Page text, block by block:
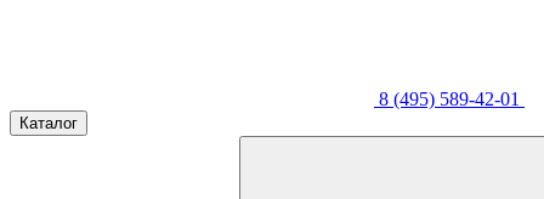
8 (495) 589-42-01
Каталог